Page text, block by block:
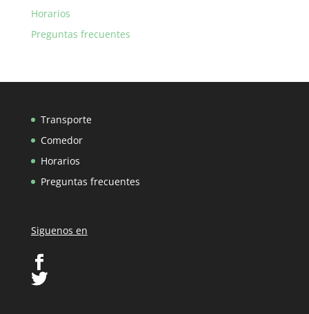
Horarios
Preguntas frecuentes
Transporte
Comedor
Horarios
Preguntas frecuentes
Siguenos en